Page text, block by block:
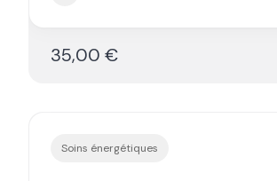
35,00 €
Soins énergétiques